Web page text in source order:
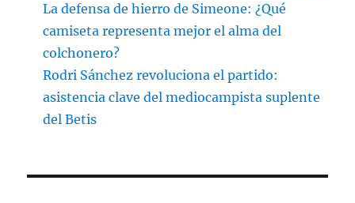
La defensa de hierro de Simeone: ¿Qué
camiseta representa mejor el alma del
colchonero?
Rodri Sánchez revoluciona el partido:
asistencia clave del mediocampista suplente
del Betis